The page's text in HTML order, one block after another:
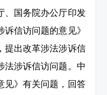
国务院办公厅印发
信访问题的意见》
提出改革涉法涉诉信
法涉诉信访问题。中
见》有关问题，回答